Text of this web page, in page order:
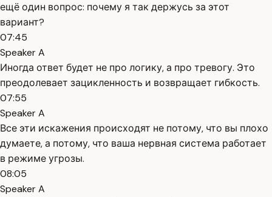
ещё один вопрос: почему я так держусь за этот
вариант?
07:45
Speaker A
Иногда ответ будет не про логику, а про тревогу. Это
преодолевает зацикленность и возвращает гибкость.
07:55
Speaker A
Все эти искажения происходят не потому, что вы плохо
думаете, а потому, что ваша нервная система работает
в режиме угрозы.
08:05
Speaker A